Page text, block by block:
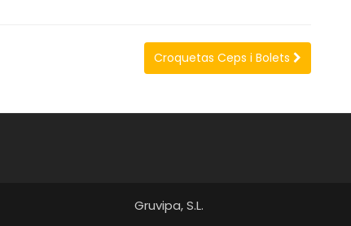
Croquetas Ceps i Bolets
Gruvipa, S.L.